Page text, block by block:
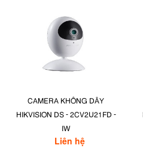
CAMERA KHÔNG DÂY
HIKVISION DS - 2CV2U21FD -
IW
Liên hệ